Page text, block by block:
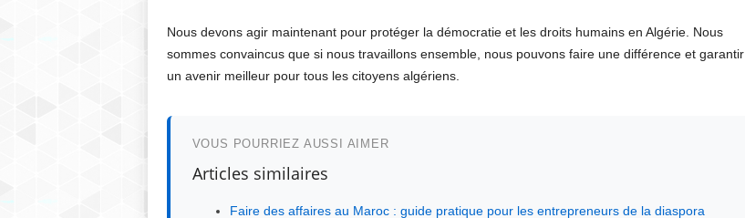
Nous devons agir maintenant pour protéger la démocratie et les droits humains en Algérie. Nous
sommes convaincus que si nous travaillons ensemble, nous pouvons faire une différence et garantir
un avenir meilleur pour tous les citoyens algériens.
VOUS POURRIEZ AUSSI AIMER
Articles similaires
Faire des affaires au Maroc : guide pratique pour les entrepreneurs de la diaspora